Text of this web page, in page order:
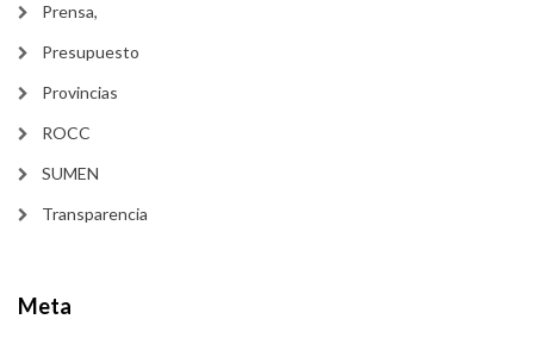
Prensa,
Presupuesto
Provincias
ROCC
SUMEN
Transparencia
Meta